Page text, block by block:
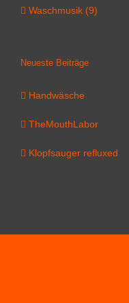
Waschmusik (9)
Neueste Beiträge
Handwäsche
TheMouthLabor
Klopfsauger refluxed